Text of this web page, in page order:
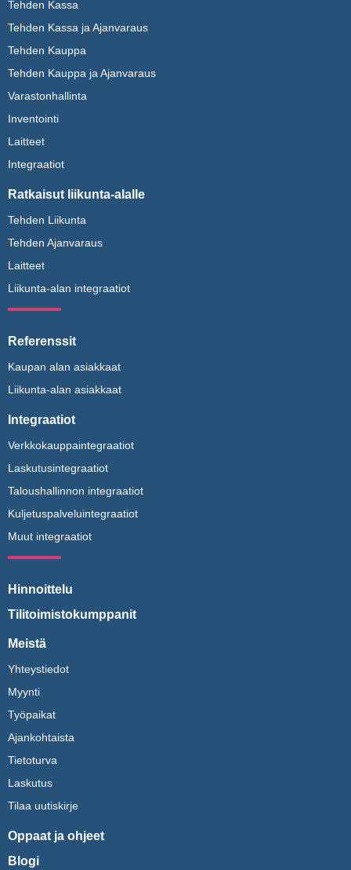
Tehden Kassa
Tehden Kassa ja Ajanvaraus
Tehden Kauppa
Tehden Kauppa ja Ajanvaraus
Varastonhallinta
Inventointi
Laitteet
Integraatiot
Ratkaisut liikunta-alalle
Tehden Liikunta
Tehden Ajanvaraus
Laitteet
Liikunta-alan integraatiot
Referenssit
Kaupan alan asiakkaat
Liikunta-alan asiakkaat
Integraatiot
Verkkokauppaintegraatiot
Laskutusintegraatiot
Taloushallinnon integraatiot
Kuljetuspalveluintegraatiot
Muut integraatiot
Hinnoittelu
Tilitoimistokumppanit
Meistä
Yhteystiedot
Myynti
Työpaikat
Ajankohtaista
Tietoturva
Laskutus
Tilaa uutiskirje
Oppaat ja ohjeet
Blogi